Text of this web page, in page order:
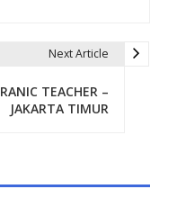
Next Article
TEACHER –
JAKARTA TIMUR